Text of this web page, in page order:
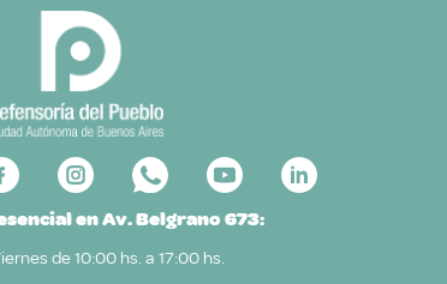
en Av. Belgrano 673:
de 10:00 hs. a 17:00 hs.